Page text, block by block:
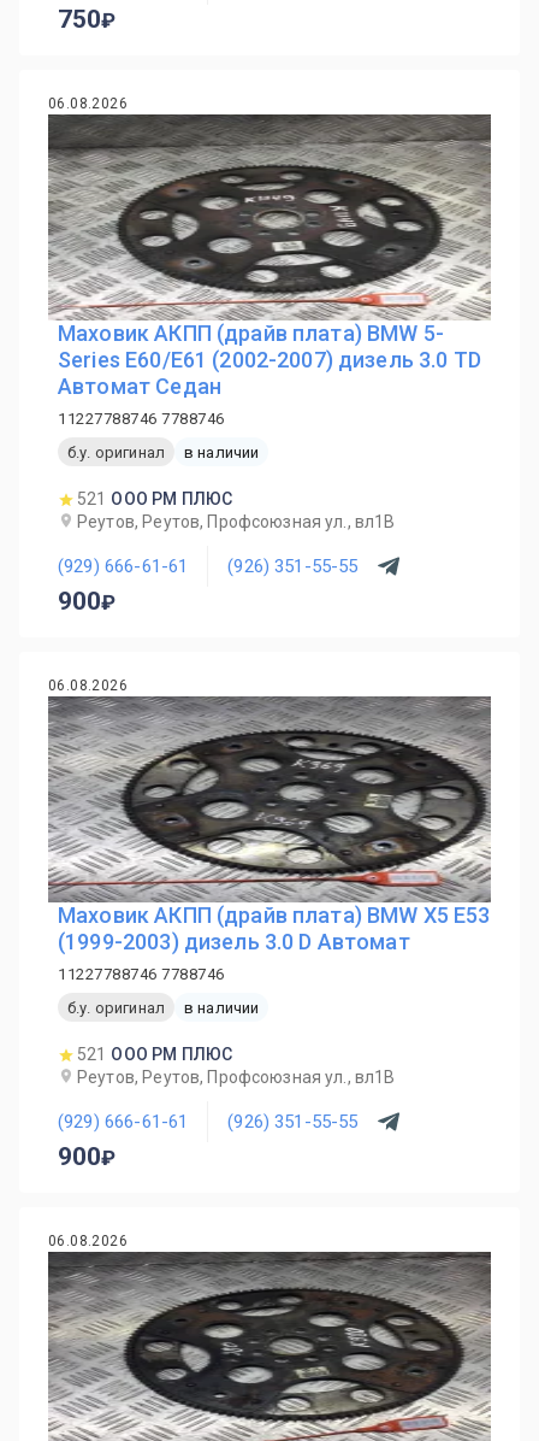
750
06.08.2026
Маховик АКПП (драйв плата) BMW 5-
Series E60/E61 (2002-2007) дизель 3.0 TD
Автомат Седан
11227788746 7788746
б.у. оригинал
в наличии
521 ООО РМ ПЛЮС
Реутов, Реутов, Профсоюзная ул., вл1В
(929) 666-61-61 (926) 351-55-55
900
06.08.2026
Маховик АКПП (драйв плата) BMW X5 E53
(1999-2003) дизель 3.0 D Автомат
11227788746 7788746
б.у. оригинал
в наличии
521 ООО РМ ПЛЮС
Реутов, Реутов, Профсоюзная ул., вл1В
(929) 666-61-61 (926) 351-55-55
900
06.08.2026